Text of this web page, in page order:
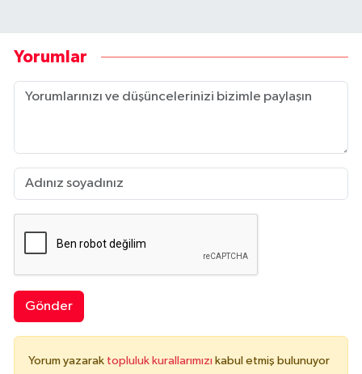
Yorumlar
Gönder
Yorum yazarak topluluk kurallarımızı kabul etmiş bulunuyor